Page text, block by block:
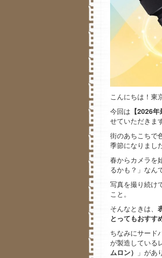
こんにちは！東
今回は 【2026
せていただきま
街のあちこちで
季節になりまし
春からカメラを
るかも？」なん
写真を撮り続け
こと。
そんなときは、
とってもおすす
ちなみにサード
が製造している
ムロン）
」があ